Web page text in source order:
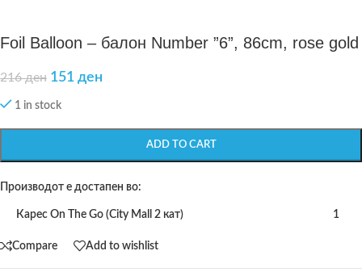
Foil Balloon – балон Number ”6”, 86cm, rose gold
216ден 151 ден
1 in stock
ADD TO CART
Производот е достапен во:
Карес On The Go (City Mall 2 кат) 1
Compare Add to wishlist